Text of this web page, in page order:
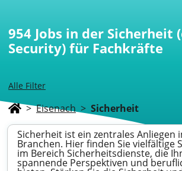
Alle Filter
954 Jobs in der Sicherheit
Security) für Fachkräfte
> Eisenach > Sicherheit
Sicherheit ist ein zentrales Anliegen
Branchen. Hier finden Sie vielfältige
im Bereich Sicherheitsdienste, die
spannende Perspektiven und